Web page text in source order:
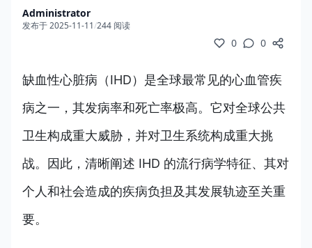
Administrator
发布于 2025-11-11/244 阅读
0 0
缺血性心脏病（IHD）是全球最常见的心血管疾
病之一，其发病率和死亡率极高。它对全球公共
卫生构成重大威胁，并对卫生系统构成重大挑
战。因此，清晰阐述 IHD 的流行病学特征、其对
个人和社会造成的疾病负担及其发展轨迹至关重
要。